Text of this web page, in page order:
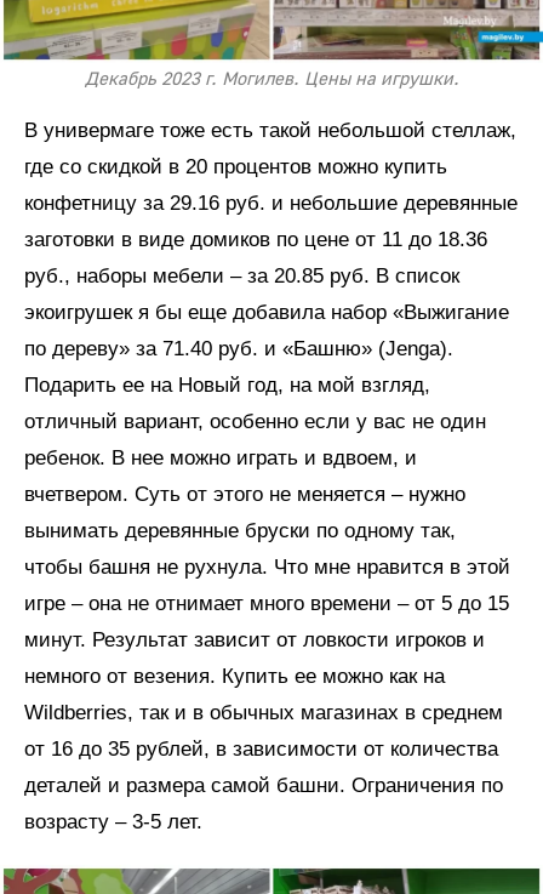
Декабрь 2023 г. Могилев. Цены на игрушки.
В универмаге тоже есть такой небольшой стеллаж,
где со скидкой в 20 процентов можно купить
конфетницу за 29.16 руб. и небольшие деревянные
заготовки в виде домиков по цене от 11 до 18.36
руб., наборы мебели – за 20.85 руб. В список
экоигрушек я бы еще добавила набор «Выжигание
по дереву» за 71.40 руб. и «Башню» (Jenga).
Подарить ее на Новый год, на мой взгляд,
отличный вариант, особенно если у вас не один
ребенок. В нее можно играть и вдвоем, и
вчетвером. Суть от этого не меняется – нужно
вынимать деревянные бруски по одному так,
чтобы башня не рухнула. Что мне нравится в этой
игре – она не отнимает много времени – от 5 до 15
минут. Результат зависит от ловкости игроков и
немного от везения. Купить ее можно как на
Wildberries, так и в обычных магазинах в среднем
от 16 до 35 рублей, в зависимости от количества
деталей и размера самой башни. Ограничения по
возрасту – 3-5 лет.